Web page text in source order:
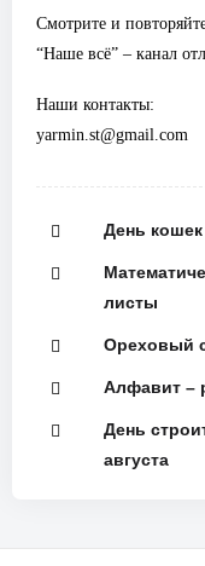
Смотрите и
“Наше всё” – канал
Наши контакты:
yarmin.st@gmail.com
День кошек
листы
Ореховый
Алфавит –
День
августа